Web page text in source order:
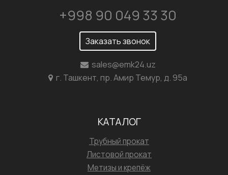
+998 90 049 33 30
Заказать звонок
sales@emk24.uz
г. Ташкент, пр. Амир Темур, д. 95а
КАТАЛОГ
Трубный прокат
Листовой прокат
Метизы и крепёж